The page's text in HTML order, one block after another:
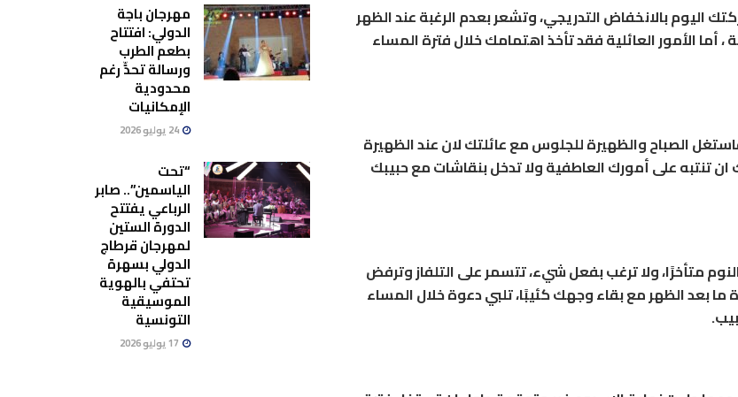
اليوم بالانخفاض التدريجي، وتشعر بعدم الرغبة عند الظهر
الأمور العائلية فقد تأخذ اهتمامك خلال فترة المساء
الصباح والظهيرة للجلوس مع عائلتك لان عند الظهيرة
ان تنتبه على أمورك العاطفية ولا تدخل بنقاشات مع حبيبك
متأخرًا، ولا ترغب بفعل شيء، تتسمر على التلفاز وترفض
ما بعد الظهر مع بقاء وجهك كئيبًا، تلبي دعوة خلال المساء
مهرجان باجة
الدولي: افتتاح
بطعم الطرب
ورسالة تحدٍّ رغم
محدودية
الإمكانيات
24 يوليو 2026
“تحت
الياسمين”.. صابر
الرباعي يفتتح
الدورة الستين
لمهرجان قرطاج
الدولي بسهرة
تحتفي بالهوية
الموسيقية
التونسية